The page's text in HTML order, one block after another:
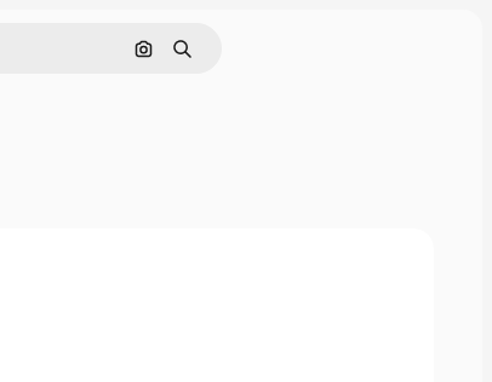
Nach Bild suchen
Suchen